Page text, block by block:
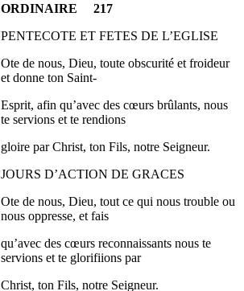
ORDINAIRE 217
PENTECOTE ET FETES DE L’EGLISE
Ote de nous, Dieu, toute obscurité et froideur
et donne ton Saint-
Esprit, afin qu’avec des cœurs brûlants, nous
te servions et te rendions
gloire par Christ, ton Fils, notre Seigneur.
JOURS D’ACTION DE GRACES
Ote de nous, Dieu, tout ce qui nous trouble ou
nous oppresse, et fais
qu’avec des cœurs reconnaissants nous te
servions et te glorifiions par
Christ, ton Fils, notre Seigneur.